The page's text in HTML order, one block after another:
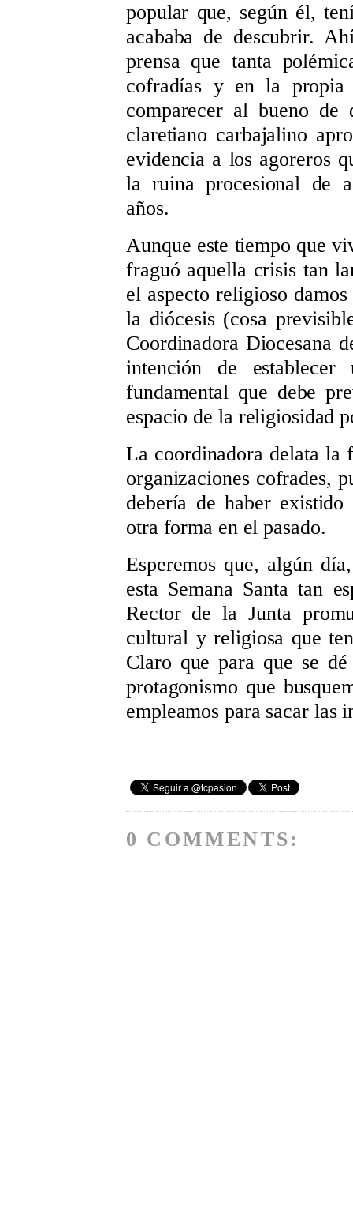
popular que, según él,
acababa de descubrir.
prensa que tanta
cofradías y en la propia
comparecer al bueno de
claretiano carbajalino
evidencia a los agoreros
la ruina procesional de
años.
Aunque este tiempo que
fraguó aquella crisis tan
el aspecto religioso
la diócesis (cosa
Coordinadora Diocesana
intención de
fundamental que debe
espacio de la religiosidad
La coordinadora delata la
organizaciones cofrades,
debería de haber
otra forma en el pasado.
Esperemos que, algún
esta Semana Santa tan
Rector de la Junta
cultural y religiosa que
Claro que para que se
protagonismo que
empleamos para sacar las
0 COMMENTS: